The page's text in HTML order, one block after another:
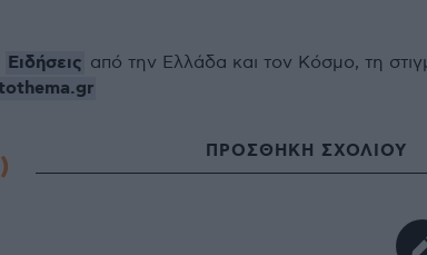
Ειδήσεις από την Ελλάδα και τον Κόσμο, τη
ΠΡΟΣΘΗΚΗ ΣΧΟΛΙΟΥ